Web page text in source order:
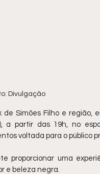
Divulgação
Simões Filho e região,
a partir das 19h, no
voltada para o público
proporcionar uma
e beleza negra.